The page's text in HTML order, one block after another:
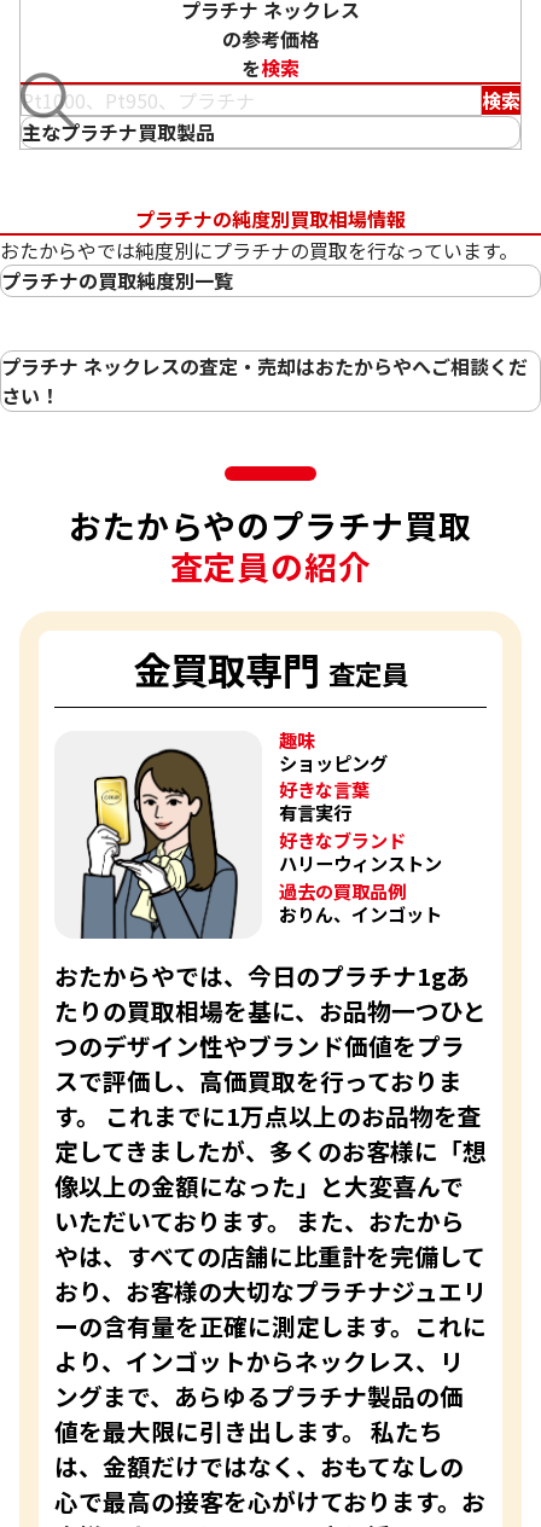
プラチナ ネックレス
の参考価格
を検索
検索
主なプラチナ買取製品
プラチナの純度別買取相場情報
おたからやでは純度別にプラチナの買取を行なっています。
プラチナの買取純度別一覧
プラチナ（Pt900）
プラチナ（Pt850）
プラチナ ネックレスの査定・売却はおたからやへご相談くだ
さい！
おたからやのプラチナ買取
査定員の紹介
金買取専門 査定員
趣味
ショッピング
好きな言葉
有言実行
好きなブランド
ハリーウィンストン
過去の買取品例
おりん、インゴット
おたからやでは、今日のプラチナ1gあ
たりの買取相場を基に、お品物一つひと
つのデザイン性やブランド価値をプラ
スで評価し、高価買取を行っておりま
す。 これまでに1万点以上のお品物を査
定してきましたが、多くのお客様に「想
像以上の金額になった」と大変喜んで
いただいております。 また、おたから
やは、すべての店舗に比重計を完備して
おり、お客様の大切なプラチナジュエリ
ーの含有量を正確に測定します。これに
より、インゴットからネックレス、リ
ングまで、あらゆるプラチナ製品の価
値を最大限に引き出します。 私たち
は、金額だけではなく、おもてなしの
心で最高の接客を心がけております。お